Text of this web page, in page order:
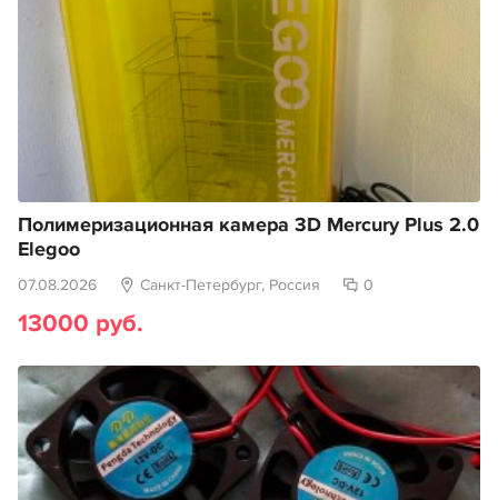
Полимеризационная камера 3D Mercury Plus 2.0
Elegoo
07.08.2026 Санкт-Петербург, Россия 0
13000 руб.